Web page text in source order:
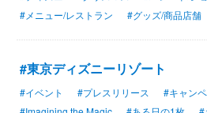
#メニュー/レストラン
#グッズ/商品店舗
#東京ディズニーリゾート
#イベント #プレスリリース
#キャン